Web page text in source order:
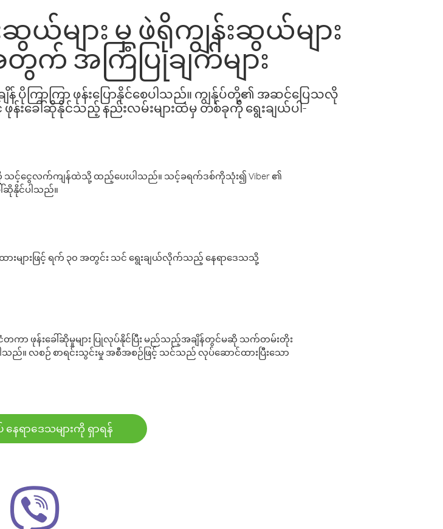
များ မှ ဖဲရိုကျွန်းဆွယ်များ
တွက် အကြံပြုချက်များ
ပိုကြာကြာ ဖုန်းပြောနိုင်စေပါသည်။ ကျွန်ုပ်တို့၏ အဆင်ပြေသလို
န်းခေါ်ဆိုနိုင်သည့် နည်းလမ်းများထဲမှ တစ်ခုကို ရွေးချယ်ပါ-
သင့်ငွေလက်ကျန်ထဲသို့ ထည့်ပေးပါသည်။ သင့်ခရက်ဒစ်ကိုသုံး၍ Viber ၏
ဆိုနိုင်ပါသည်။
းများဖြင့် ရက် ၃၀ အတွင်း သင် ရွေးချယ်လိုက်သည့် နေရာဒေသသို့
ငံတကာ ဖုန်းခေါ်ဆိုမှုများ ပြုလုပ်နိုင်ပြီး မည်သည့်အချိန်တွင်မဆို သက်တမ်းတိုး
။ လစဉ် စာရင်းသွင်းမှု အစီအစဉ်ဖြင့် သင်သည် လုပ်ဆောင်ထားပြီးသော
ေရာဒေသများကို ရှာရန်